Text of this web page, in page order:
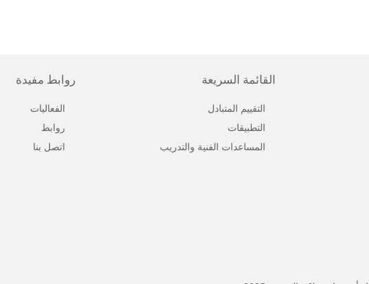
روابط مفيدة
الفعاليات
روابط
اتصل بنا
القائمة السريعة
التقييم المتبادل
التطبيقات
المساعدات الفنية والتدريب